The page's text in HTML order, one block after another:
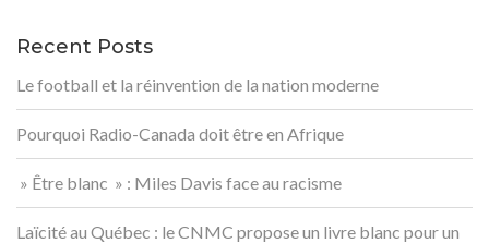
Recent Posts
Le football et la réinvention de la nation moderne
Pourquoi Radio-Canada doit être en Afrique
» Être blanc » : Miles Davis face au racisme
Laïcité au Québec : le CNMC propose un livre blanc pour un